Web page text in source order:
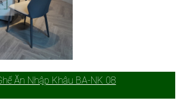
Ăn Nhập Khâu BA-NK 08